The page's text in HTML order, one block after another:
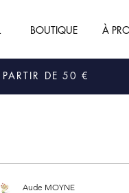
BOUTIQUE À
DE 50 €
Aude MOYNE